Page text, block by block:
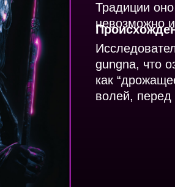
Традиции
невозможно
gungna, что
как
волей, перед